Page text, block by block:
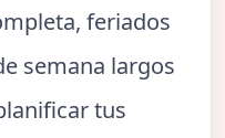
feriados
semana largos
tus